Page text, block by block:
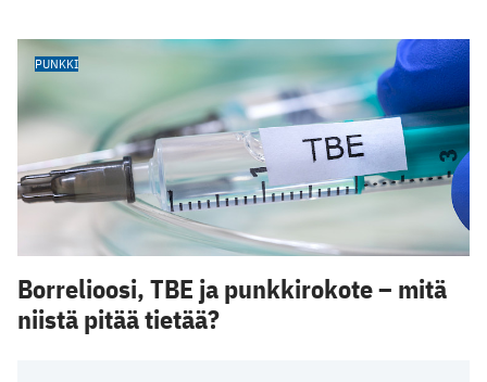
PUNKKI
Borrelioosi, TBE ja punkkirokote – mitä
niistä pitää tietää?